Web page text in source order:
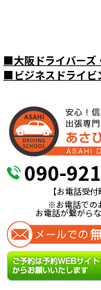
■大阪ドライバーズ
■ビジネスドライ
090-
【お電話受
※お電話での
お電話が繋がら